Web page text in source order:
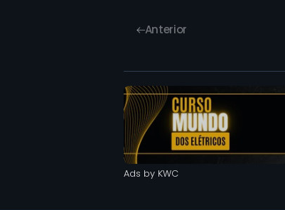
Anterior
Ads by KWC